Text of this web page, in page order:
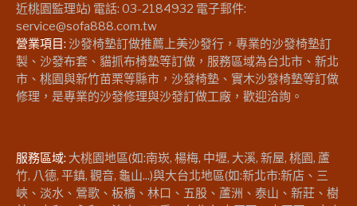
近桃園監理站) 電話: 03-2184932 電子郵件:
service@sofa888.com.tw
營業項目: 沙發椅墊訂做推薦上美沙發行，專業的沙發椅墊訂
製、沙發布套、貓抓布椅墊等訂做，服務區域為台北市、新北
市、桃園與新竹苗栗等縣市，沙發椅墊、實木沙發椅墊等訂做
修理，是專業的沙發修理與沙發訂做工廠，歡迎洽詢。
服務區域: 大桃園地區(如:南崁, 楊梅, 中壢, 大溪, 新屋, 桃園, 蘆
竹, 八德, 平鎮, 觀音, 龜山...)與大台北地區(如:新北市:新店、三
峽、淡水、鶯歌、板橋、林口、五股、蘆洲、泰山、新莊、樹